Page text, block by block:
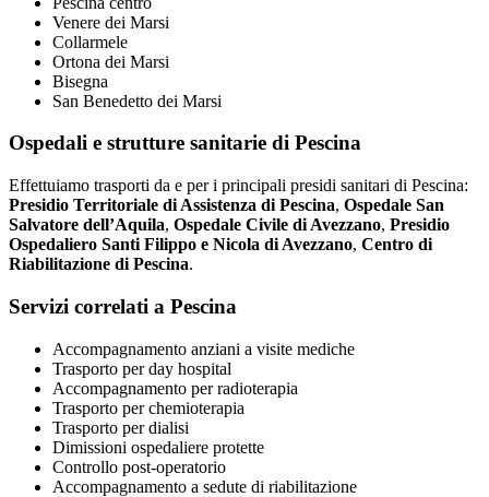
Venere dei Marsi
Collarmele
Ortona dei Marsi
Bisegna
San Benedetto dei Marsi
Ospedali e strutture sanitarie di Pescina
Effettuiamo trasporti da e per i principali presidi sanitari di Pescina:
Presidio Territoriale di Assistenza di Pescina, Ospedale San
Salvatore dell’Aquila, Ospedale Civile di Avezzano, Presidio
Ospedaliero Santi Filippo e Nicola di Avezzano, Centro di
Riabilitazione di Pescina.
Servizi correlati a Pescina
Accompagnamento anziani a visite mediche
Trasporto per day hospital
Accompagnamento per radioterapia
Trasporto per chemioterapia
Trasporto per dialisi
Dimissioni ospedaliere protette
Controllo post-operatorio
Accompagnamento a sedute di riabilitazione